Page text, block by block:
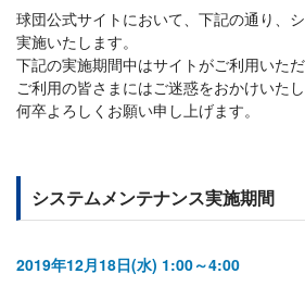
球団公式サイトにおいて、下記の通り、
実施いたします。
下記の実施期間中はサイトがご利用いただ
ご利用の皆さまにはご迷惑をおかけいた
何卒よろしくお願い申し上げます。
システムメンテナンス実施期間
2019年12月18日(水) 1:00～4:00